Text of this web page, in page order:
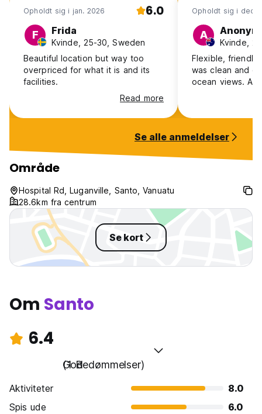
Opholdt sig i jan. 2026 6.0
F Frida
Kvinde, 25-30, Sweden
Beautiful location but way too
overpriced for what it is and its
facilities.
Read more
Opholdt sig i dec.
A Anonym
Kvinde,
Flexible, friendly
was clean and
ocean views.
Se alle anmeldelser
Område
Hospital Rd, Luganville, Santo, Vanuatu
28.6km fra centrum
Se kort
Om Santo
6.4
God
(1 Bedømmelser)
Aktiviteter
8.0
Spis ude
6.0